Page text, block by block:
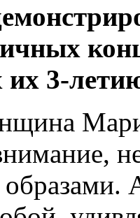
3-